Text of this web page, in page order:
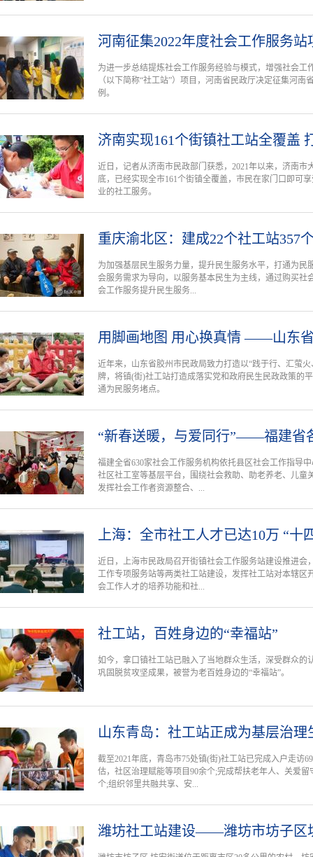
河南征集2022年度社会工作服务
为进一步总结提炼社会工作服务经验与模式，增强社会工
（以下简称“社工站”）项目，河南省民政厅决定征集河南
例。
济南实现161个街镇社工站全覆盖
近日，记者从济南市民政部门获悉，2021年以来，济南市
底，已经实现全市161个街镇全覆盖，市民在家门口即可
业的社工服务。
重庆渝北区：建成22个社工站357
为加强基层民生服务力量，提升民生服务水平，打通为民
会服务需求为导向，以服务基本民生为主线，通过购买社
会工作服务提升民生服务...
用脚画地图 用心换真情 ——山东
近年来，山东省胶州市民政局致力打造以“践于行、汇萤
牌，将镇(街)社工站打造成落实党和政府民生民政政策的
通为民服务堵点。
“新春送暖，与爱同行”——福建省
福建全省630家社会工作服务机构依托县区社会工作指导
社区社工室等基层平台，围绕社会救助、助老养老、儿童
发挥社会工作者资源整合、...
上海：全市社工人才已达10万 “十
近日，上海市民政局召开街镇社会工作服务站建设推进会
工作专项服务站等两类社工站建设，发挥社工站对本辖区
会工作人才的培养功能和社...
社工站，百姓身边的“幸福站”
如今，拿口镇社工站已融入了当地群众生活，深受群众的
巩固脱贫攻坚成果，被誉为老百姓身边的“幸福站”。
山东青岛：社工站正成为基层治理
截至2021年底，青岛市75处镇(街)社工站已完成入户走访
估，社区治理赋能等项目90余个;完成帮扶老年人、关爱
个;组织邻里共融共享、安...
潍坊社工站建设——潍坊市坊子区